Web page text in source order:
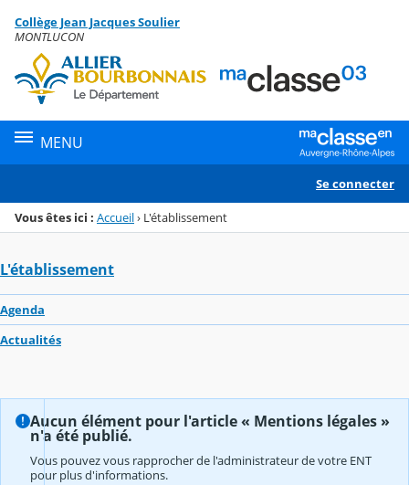
Menu de la rubrique
Contenu
Collège Jean Jacques Soulier
MONTLUCON
MENU
Se connecter
Vous êtes ici : Accueil› L'établissement
L'établissement
Agenda
Actualités
Aucun élément pour l'article « Mentions légales »
n'a été publié.
Vous pouvez vous rapprocher de l'administrateur de votre ENT
pour plus d'informations.